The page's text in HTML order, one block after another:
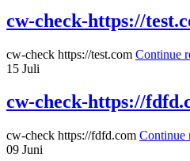
cw-check-https://
cw-check https://test.com Continue
15 Juli
cw-check-https://
cw-check https://fdfd.com Continue
09 Juni